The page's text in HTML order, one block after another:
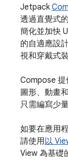
Jetpack
透過直覺式
簡化並加快
的自適應設
視和穿戴式
Compose 提
圖形、動畫
只需編寫少
如要在應用
請使用以
View 為基礎